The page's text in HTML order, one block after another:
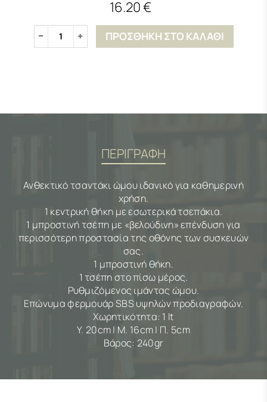
16.20 €
1 ΠΡΟΣΘΗΚΗ ΣΤΟ ΚΑΛΑΘΙ
ΠΕΡΙΓΡΑΦΗ
Ανθεκτικό τσαντάκι ώμου ιδανικό για καθημερινή
χρήση.
1 κεντρική θήκη με εσωτερικά τσεπάκια.
1 μπροστινή τσέπη με «βελούδινη» επένδυση για
περισσότερη προστασία της οθόνης των συσκευών
σας.
1 μπροστινή θήκη.
1 τσέπη στο πίσω μέρος.
Ρυθμιζόμενος ιμάντας ώμου.
Επώνυμα φερμουάρ SBS υψηλών προδιαγραφών.
Χωρητικότητα: 1 lt
Υ. 20cm | Μ. 16cm | Π. 5cm
Βάρος: 240gr